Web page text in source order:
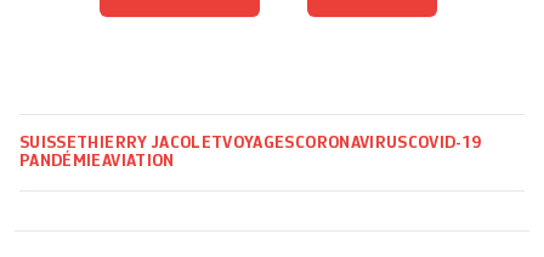
SUISSETHIERRY JACOLETVOYAGESCORONAVIRUSCOVID-19
PANDÉMIEAVIATION